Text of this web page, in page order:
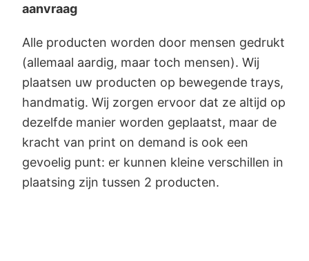
aanvraag
Alle producten worden door mensen gedrukt
(allemaal aardig, maar toch mensen). Wij
plaatsen uw producten op bewegende trays,
handmatig. Wij zorgen ervoor dat ze altijd op
dezelfde manier worden geplaatst, maar de
kracht van print on demand is ook een
gevoelig punt: er kunnen kleine verschillen in
plaatsing zijn tussen 2 producten.